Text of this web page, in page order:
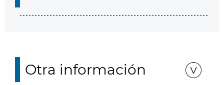
Otra información